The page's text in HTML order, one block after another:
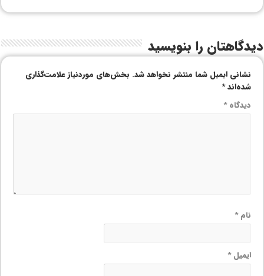
دیدگاهتان را بنویسید
نشانی ایمیل شما منتشر نخواهد شد. بخش‌های موردنیاز علامت‌گذاری
شده‌اند*
دیدگاه*
نام*
ایمیل*